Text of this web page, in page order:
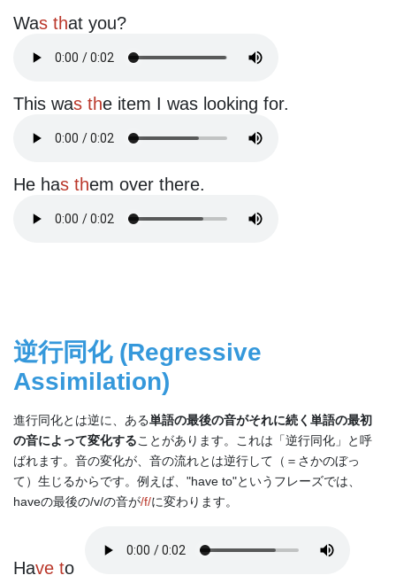
Was that you?
This was the item I was looking for.
He has them over there.
逆行同化 (Regressive
Assimilation)
進行同化とは逆に、ある単語の最後の音がそれに続く単語の最初
の音によって変化することがあります。これは「逆行同化」と呼
ばれます。音の変化が、音の流れとは逆行して（＝さかのぼっ
て）生じるからです。例えば、"have to"というフレーズでは、
haveの最後の/v/の音が/f/に変わります。
Have to